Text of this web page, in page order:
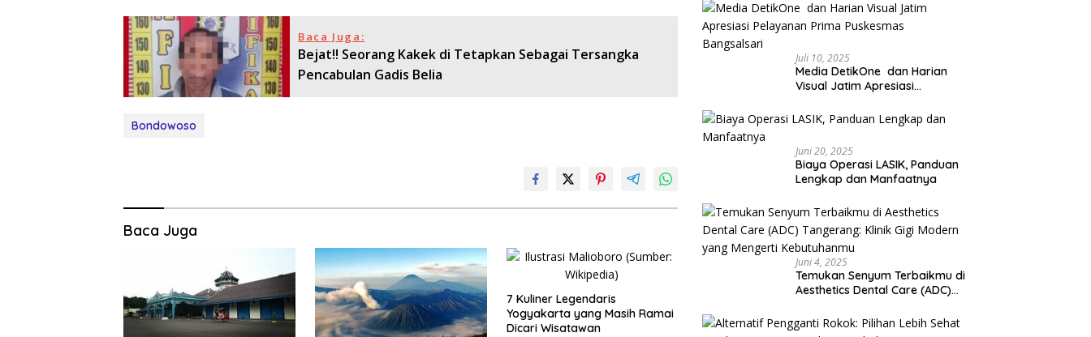
Baca Juga:
Bejat!! Seorang Kakek di Tetapkan Sebagai Tersangka
Pencabulan Gadis Belia
Bondowoso
Baca Juga
7 Kuliner Legendaris
Yogyakarta yang Masih Ramai
Dicari Wisatawan
Juli 10, 2025
Media DetikOne dan Harian
Visual Jatim Apresiasi
Bangsalsari
Juni 20, 2025
Biaya Operasi LASIK, Panduan
Lengkap dan Manfaatnya
Juni 4, 2025
Temukan Senyum Terbaikmu di
Aesthetics Dental Care (ADC)
yang Mengerti Kebutuhanmu